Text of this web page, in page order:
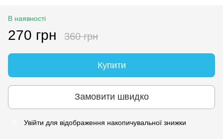
В наявності
270 грн 360 грн
Купити
Замовити швидко
Увійти для відображення накопичувальної знижки